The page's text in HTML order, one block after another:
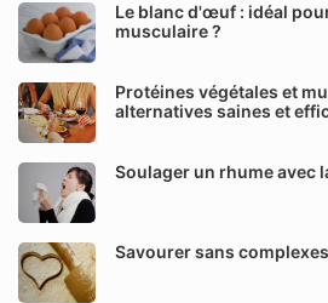
Le blanc d'œuf : idéal
musculaire ?
Protéines végétales et
alternatives saines et
Soulager un rhume avec
Savourer sans